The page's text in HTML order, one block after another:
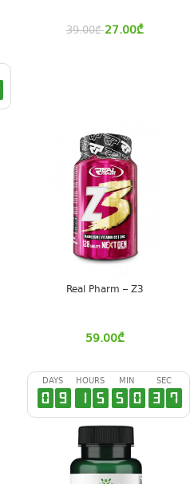
39.00₾ 27.00₾
Real Pharm – Z3
59.00₾
DAYS
0 9
HOURS
1 5
MIN
5 0
SEC
3 6